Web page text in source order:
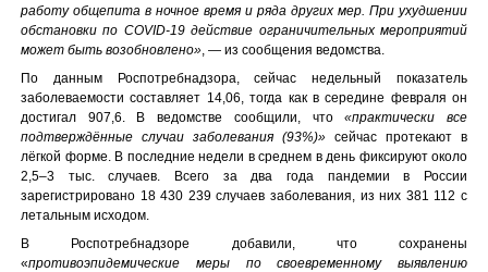
работу общепита в ночное время и ряда других мер. При ухудшении
обстановки по COVID-19 действие ограничительных мероприятий
может быть возобновлено» , — из сообщения ведомства.
По данным Роспотребнадзора, сейчас недельный показатель
заболеваемости составляет 14,06, тогда как в середине февраля он
достигал 907,6. В ведомстве сообщили, что«практически все
подтверждённые случаи заболевания (93%)» сейчас протекают в
лёгкой форме. В последние недели в среднем в день фиксируют около
2,5–3 тыс. случаев. Всего за два года пандемии в России
зарегистрировано 18 430 239 случаев заболевания, из них 381 112 с
летальным исходом.
В Роспотребнадзоре добавили, что сохранены
«противоэпидемические меры по своевременному выявлению